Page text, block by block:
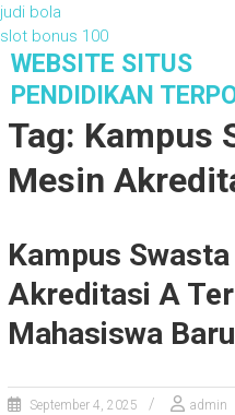
judi bola
slot bonus 100
e
WEBSITE SITUS
PENDIDIKAN
Tag: Kampus
Mesin
Kampus
Akreditasi A
Mahasiswa Baru
September 4, 2025 admin